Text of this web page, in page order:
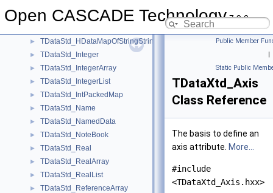
Open CASCADE Technology7.9.0
► TDataStd_HDataMapOfStringInteger
► TDataStd_HDataMapOfStringString
► TDataStd_Integer
► TDataStd_IntegerArray
► TDataStd_IntegerList
► TDataStd_IntPackedMap
► TDataStd_Name
► TDataStd_NamedData
► TDataStd_NoteBook
► TDataStd_Real
► TDataStd_RealArray
► TDataStd_RealList
► TDataStd_ReferenceArray
Public Member
|
Static Public
TDataXtd_Axis
Class Reference
The basis to define an
axis attribute. More...
#include
<TDataXtd_Axis.hxx>